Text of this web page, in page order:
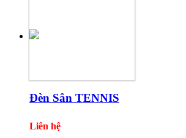
Đèn Sân TENNIS
Liên hệ